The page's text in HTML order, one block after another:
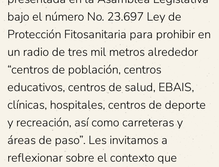
bajo el número No. 23.697 Ley de
Protección Fitosanitaria para prohibir en
un radio de tres mil metros alrededor
“centros de población, centros
educativos, centros de salud, EBAIS,
clínicas, hospitales, centros de deporte
y recreación, así como carreteras y
áreas de paso”. Les invitamos a
reflexionar sobre el contexto que